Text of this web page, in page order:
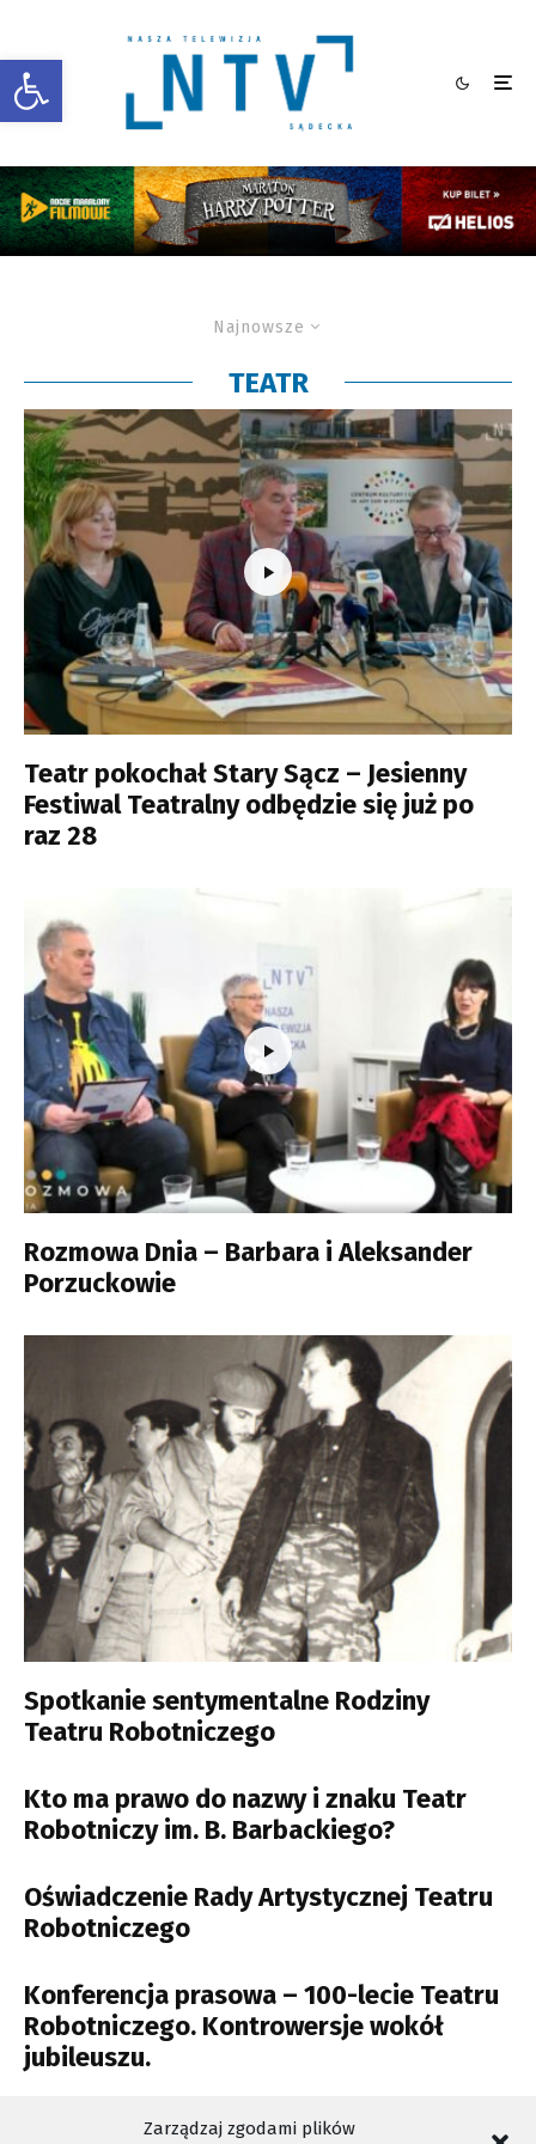
Otwórz pasek narzędzi
Zarządzaj zgodami plików
Najnowsze
TEATR
Teatr pokochał Stary Sącz – Jesienny
Festiwal Teatralny odbędzie się już po
raz 28
Rozmowa Dnia – Barbara i Aleksander
Porzuckowie
Spotkanie sentymentalne Rodziny
Teatru Robotniczego
Kto ma prawo do nazwy i znaku Teatr
Robotniczy im. B. Barbackiego?
Oświadczenie Rady Artystycznej Teatru
Robotniczego
Konferencja prasowa – 100-lecie Teatru
Robotniczego. Kontrowersje wokół
jubileuszu.
Ruszył Jesienny Festiwal Teatralny